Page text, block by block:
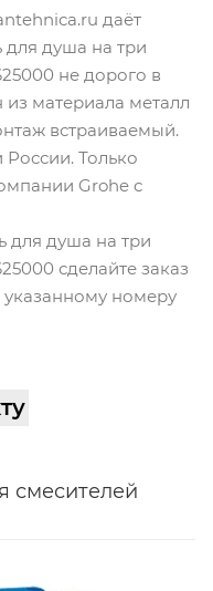
даёт
для душа на три
не дорого в
из материала металл
встраиваемый.
Только
Grohe с
для душа на три
сделайте заказ
указанному номеру
смесителей